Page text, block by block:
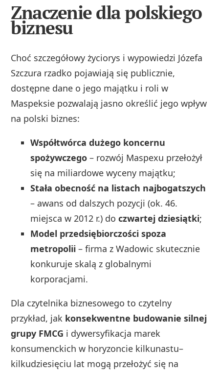
Znaczenie dla polskiego
biznesu
Choć szczegółowy życiorys i wypowiedzi Józefa
Szczura rzadko pojawiają się publicznie,
dostępne dane o jego majątku i roli w
Maspeksie pozwalają jasno określić jego wpływ
na polski biznes:
Współtwórca dużego koncernu
spożywczego – rozwój Maspexu przełożył
się na miliardowe wyceny majątku;
Stała obecność na listach najbogatszych
– awans od dalszych pozycji (ok. 46.
miejsca w 2012 r.) doczwartej dziesiątki;
Model przedsiębiorczości spoza
metropolii – firma z Wadowic skutecznie
konkuruje skalą z globalnymi
korporacjami.
Dla czytelnika biznesowego to czytelny
przykład, jak konsekwentne budowanie silnej
grupy FMCG i dywersyfikacja marek
konsumenckich w horyzoncie kilkunastu–
kilkudziesięciu lat mogą przełożyć się na